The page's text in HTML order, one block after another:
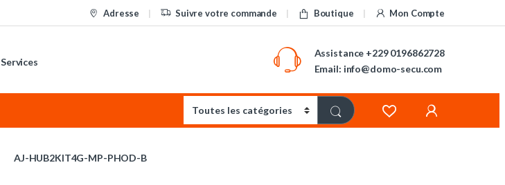
Adresse Suivre votre commande Boutique Mon Compte
Services
Assistance +229 0196862728
Email: info@domo-secu.com
AJ-HUB2KIT4G-MP-PHOD-B